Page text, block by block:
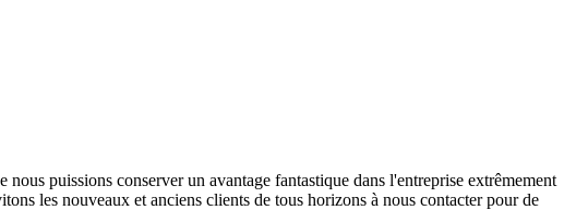
puissions conserver un avantage fantastique dans l'entreprise extrêmement
les nouveaux et anciens clients de tous horizons à nous contacter pour de